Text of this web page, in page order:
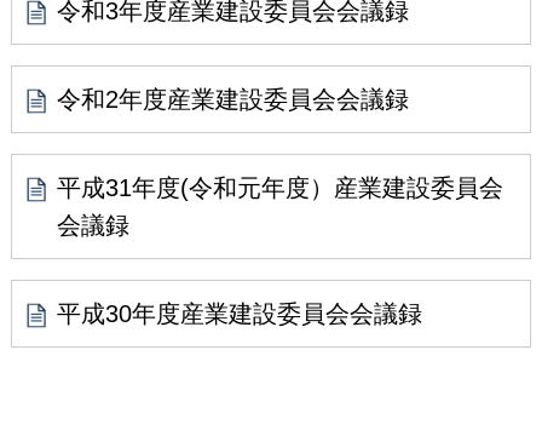
令和3年度産業建設委員会会議録
令和2年度産業建設委員会会議録
平成31年度(令和元年度）産業建設委員会
会議録
平成30年度産業建設委員会会議録